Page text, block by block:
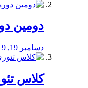
دومین
دسامبر 19, 2019
کلاس